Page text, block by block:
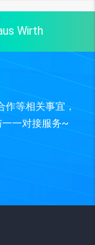
Wirth
等相关事宜，
一对接服务~